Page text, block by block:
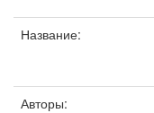
Название:
Авторы: